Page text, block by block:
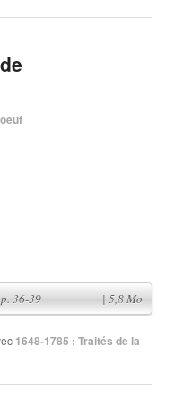
1648-1785 : Traités de la